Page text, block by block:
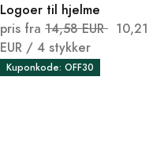
Logoer til hjelme
pris fra 14,58 EUR 10,21
EUR / 4 stykker
Kuponkode: OFF30